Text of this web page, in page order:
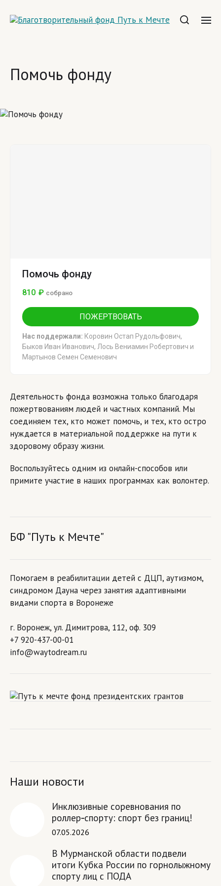
Помочь фонду
Помочь фонду
810 ₽ собрано
Нас поддержали: Коровин Остап Рудольфович,
Быков Иван Иванович, Лось Вениамин Робертович и
Мартынов Семен Семенович
ПОЖЕРТВОВАТЬ
Деятельность фонда возможна только благодаря
пожертвованиям людей и частных компаний. Мы
соединяем тех, кто может помочь, и тех, кто остро
нуждается в материальной поддержке на пути к
здоровому образу жизни.
Воспользуйтесь одним из онлайн-способов или
примите участие в наших программах как волонтер.
БФ "Путь к Мечте"
Помогаем в реабилитации детей с ДЦП, аутизмом,
синдромом Дауна через занятия адаптивными
видами спорта в Воронеже
г. Воронеж, ул. Димитрова, 112, оф. 309
+7 920-437-00-01
info@waytodream.ru
Наши новости
Инклюзивные соревнования по
роллер‑спорту: спорт без границ!
07.05.2026
В Мурманской области подвели
итоги Кубка России по горнолыжному
спорту лиц с ПОДА